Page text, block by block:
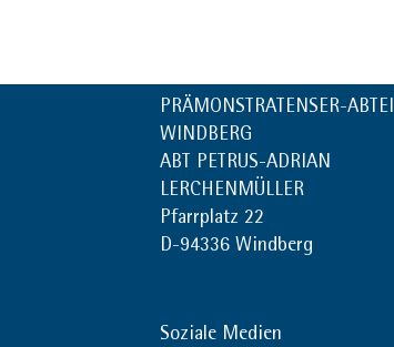
PRÄMONSTRATENSER-ABTEI
WINDBERG
ABT PETRUS-ADRIAN
LERCHENMÜLLER
Pfarrplatz 22
D-94336 Windberg
Soziale Medien